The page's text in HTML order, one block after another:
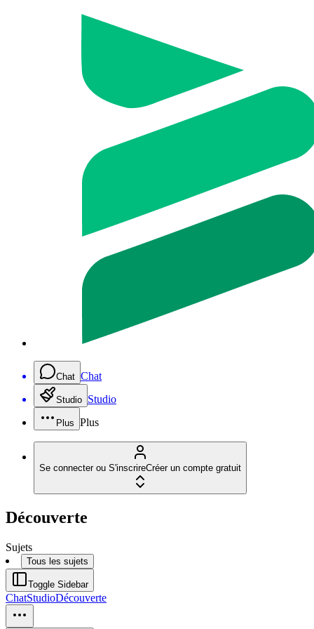
Chat Chat
Studio Studio
Plus Plus
Se connecter ou S'inscrireCréer un compte gratuit
Découverte
Sujets
Tous les sujets
Toggle Sidebar
ChatStudioDécouverte